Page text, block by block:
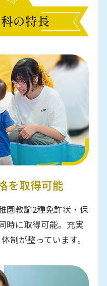
を取得可能
園教諭2種免許状・保
時に取得可能。充実
制が整っています。